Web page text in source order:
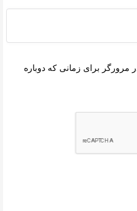
مرورگر برای زمانی که دوباره